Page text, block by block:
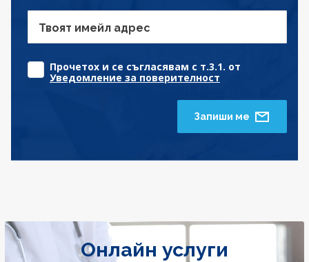
Твоят имейл адрес
Прочетох и се съгласявам с т.3.1. от
Уведомление за поверителност
Запиши ме
Онлайн услуги